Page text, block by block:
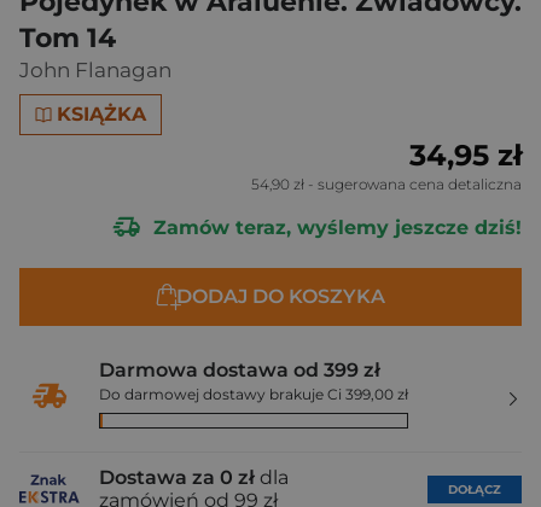
Tom 14
John Flanagan
KSIĄŻKA
34,95 zł
54,90 zł - sugerowana cena detaliczna
Zamów teraz, wyślemy jeszcze dziś!
DODAJ DO KOSZYKA
Darmowa dostawa od 399 zł
Do darmowej dostawy brakuje Ci 399,00 zł
Dostawa za 0 zł dla
zamówień od 99 zł
DOŁĄCZ